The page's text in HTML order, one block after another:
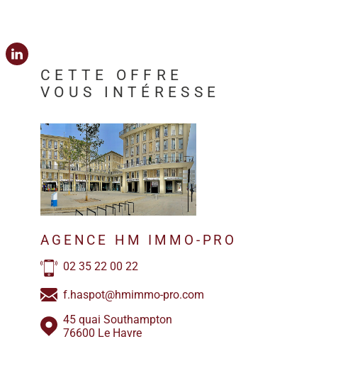
CETTE OFFRE
VOUS INTÉRESSE
AGENCE HM IMMO-PRO
02 35 22 00 22
f.haspot@hmimmo-pro.com
45 quai Southampton
76600 Le Havre